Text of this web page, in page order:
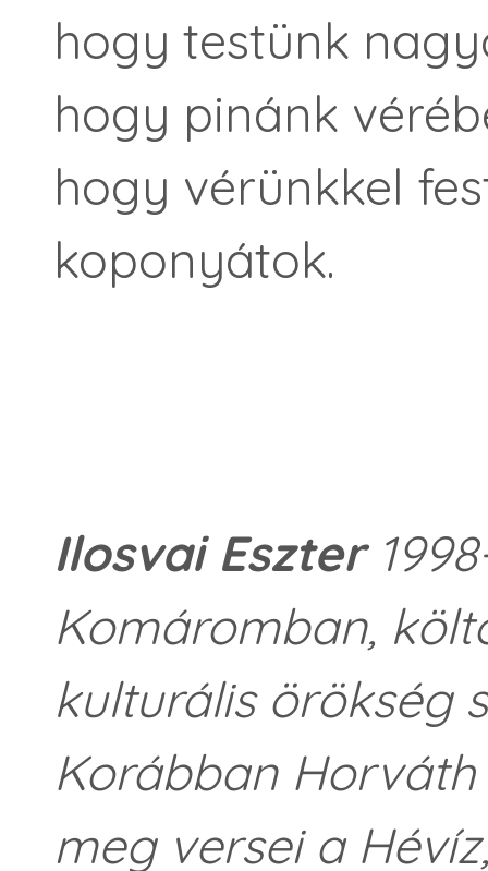
hogy testünk
hogy pinánk
hogy vérünkkel
koponyátok.
Ilosvai Eszter
Komáromban,
kulturális örökség
Korábban
meg versei a